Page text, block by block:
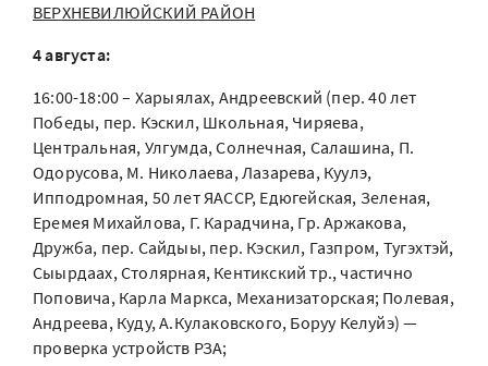
ВЕРХНЕВИЛЮЙСКИЙ РАЙОН
4 августа:
16:00-18:00 – Харыялах, Андреевский (пер. 40 лет
Победы, пер. Кэскил, Школьная, Чиряева,
Центральная, Улгумда, Солнечная, Салашина, П.
Одорусова, М. Николаева, Лазарева, Куулэ,
Ипподромная, 50 лет ЯАССР, Едюгейская, Зеленая,
Еремея Михайлова, Г. Карадчина, Гр. Аржакова,
Дружба, пер. Сайдыы, пер. Кэскил, Газпром, Тугэхтэй,
Сыырдаах, Столярная, Кентикский тр., частично
Поповича, Карла Маркса, Механизаторская; Полевая,
Андреева, Куду, А.Кулаковского, Боруу Келуйэ) —
проверка устройств РЗА;